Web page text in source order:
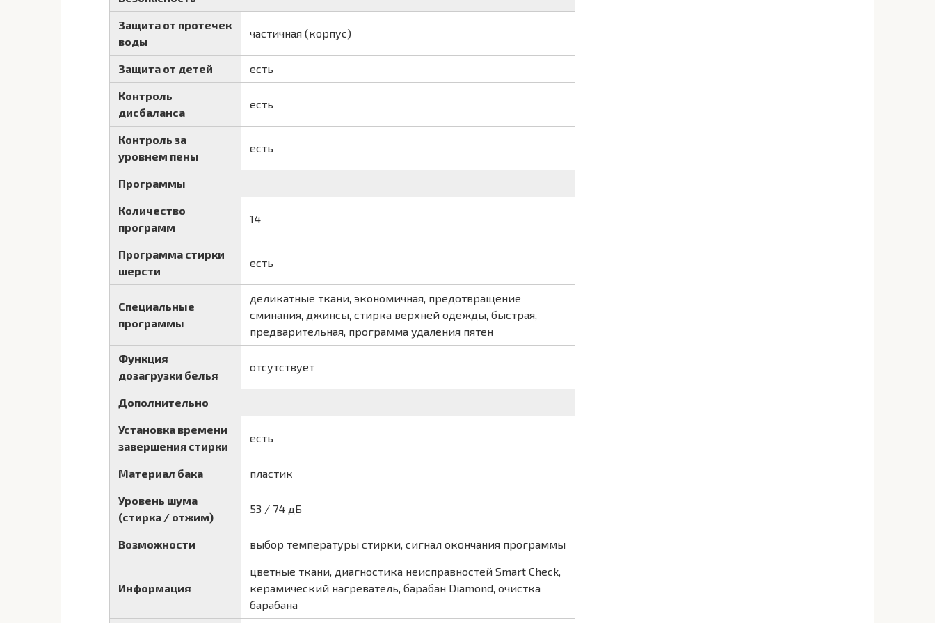
Защита от протечек
воды
частичная (корпус)
Защита от детей есть
Контроль
дисбаланса
есть
Контроль за
уровнем пены
есть
Программы
Количество
программ
14
Программа стирки
шерсти
есть
Специальные
программы
деликатные ткани, экономичная, предотвращение
сминания, джинсы, стирка верхней одежды, быстрая,
предварительная, программа удаления пятен
Функция
дозагрузки белья
отсутствует
Дополнительно
Установка времени
завершения стирки
есть
Материал бака пластик
Уровень шума
(стирка / отжим)
53 / 74 дБ
Возможности выбор температуры стирки, сигнал окончания программы
Информация
цветные ткани, диагностика неисправностей Smart Check,
керамический нагреватель, барабан Diamond, очистка
барабана